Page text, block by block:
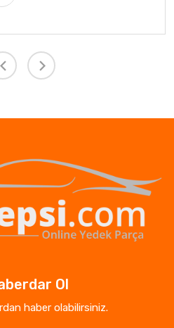
Ol
haber olabilirsiniz.